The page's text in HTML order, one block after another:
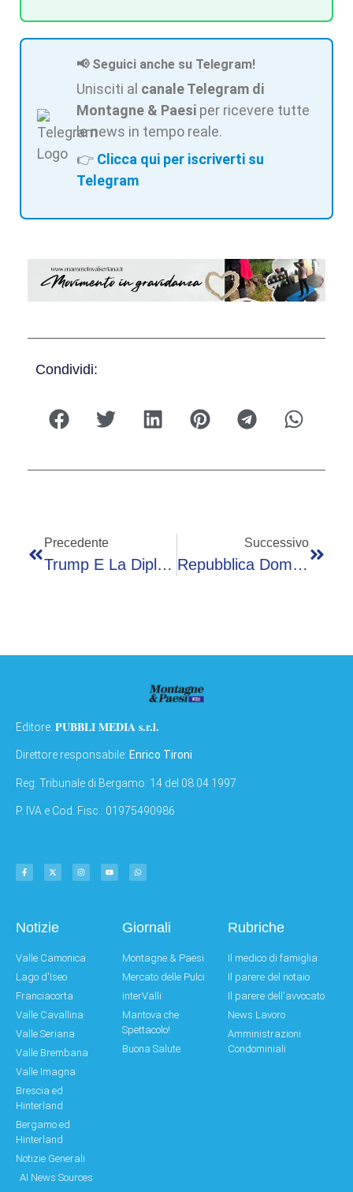
📢 Seguici anche su Telegram!
Unisciti al canale Telegram di
Montagne & Paesi per ricevere tutte
le news in tempo reale.
👉 Clicca qui per iscriverti su
Telegram
Condividi:
Precedente
Trump E La Diplomazia Dell’insulto, Da Meloni Al Papa L’attacco Come Strumento Politico
Successivo
Repubblica Dominicana, Incendio In Resort: Morta Cittadina Italiana
Editore: PUBBLI MEDIA s.r.l.
Direttore responsabile: Enrico Tironi
Reg: Tribunale di Bergamo: 14 del 08.04.1997
P. IVA e Cod. Fisc.: 01975490986
Notizie
Valle Camonica
Lago d'Iseo
Franciacorta
Valle Cavallina
Valle Seriana
Valle Brembana
Valle Imagna
Brescia ed
Hinterland
Bergamo ed
Hinterland
Notizie Generali
AI News Sources
Giornali
Montagne & Paesi
Mercato delle Pulci
interValli
Mantova che
Spettacolo!
Buona Salute
Rubriche
Il medico di famiglia
Il parere del notaio
Il parere dell'avvocato
News Lavoro
Amministrazioni
Condominiali